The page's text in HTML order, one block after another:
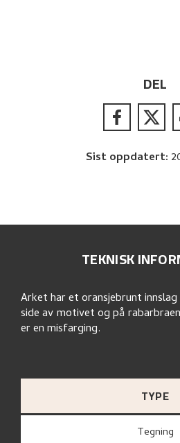
DEL
Sist oppdatert:
TEKNISK
TYPE
Tegning
Arket har et oransjebrunt
side av motivet og på
er en misfarging.